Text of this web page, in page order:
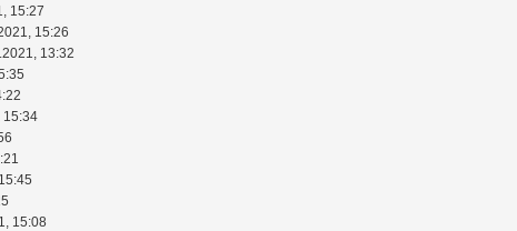
15:27
15:26
13:32
15:34
15:08